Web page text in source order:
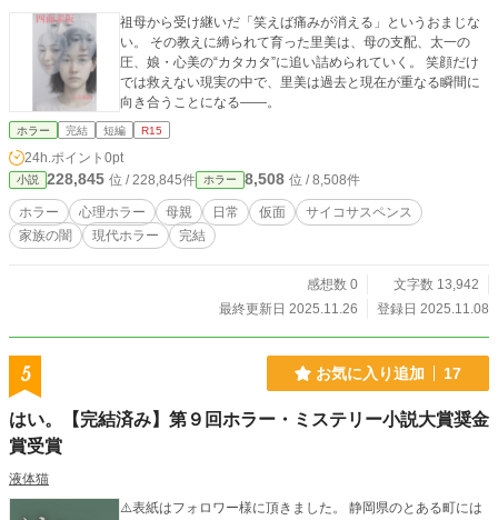
祖母から受け継いだ「笑えば痛みが消える」というおまじな
い。 その教えに縛られて育った里美は、母の支配、太一の
圧、娘・心美の“カタカタ”に追い詰められていく。 笑顔だけ
では救えない現実の中で、里美は過去と現在が重なる瞬間に
向き合うことになる――。
ホラー 完結 短編 R15
24h.ポイント 0pt
小説 228,845 位 / 228,845件 ホラー 8,508 位 / 8,508件
ホラー 心理ホラー 母親 日常 仮面
サイコサスペンス
家族の闇
現代ホラー 完結
感想数 0
文字数 13,942
最終更新日 2025.11.26
登録日 2025.11.08
5 お気に入り追加 17
はい。【完結済み】第９回ホラー・ミステリー小説大賞奨金
賞受賞
液体猫
⚠️表紙はフォロワー様に頂きました。 静岡県のとある町には